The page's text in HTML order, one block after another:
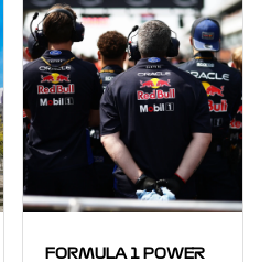
FORMULA 1 POWER